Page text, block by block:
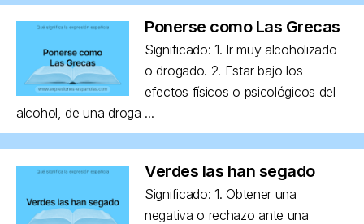
Ponerse como Las Grecas
Significado: 1. Ir muy alcoholizado
o drogado. 2. Estar bajo los
efectos físicos o psicológicos del
alcohol, de una droga ...
Verdes las han segado
Significado: 1. Obtener una
negativa o rechazo ante una